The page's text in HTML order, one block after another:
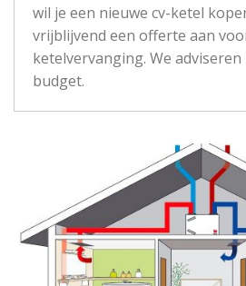
wil je een nieuwe cv-ketel
vrijblijvend een offerte aan
ketelvervanging. We
budget.